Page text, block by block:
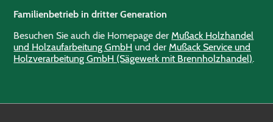
Familienbetrieb in dritter Generation
Besuchen Sie auch die Homepage der Mußack Holzhandel
und Holzaufarbeitung GmbH und der Mußack Service und
Holzverarbeitung GmbH (Sägewerk mit Brennholzhandel).